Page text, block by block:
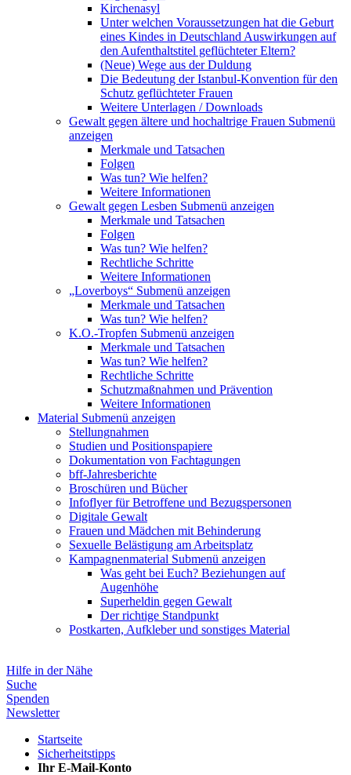
Kirchenasyl
Unter welchen Voraussetzungen hat die Geburt
eines Kindes in Deutschland Auswirkungen auf
den Aufenthaltstitel geflüchteter Eltern?
(Neue) Wege aus der Duldung
Die Bedeutung der Istanbul-Konvention für den
Schutz geflüchteter Frauen
Weitere Unterlagen / Downloads
Gewalt gegen ältere und hochaltrige Frauen Submenü
anzeigen
Merkmale und Tatsachen
Folgen
Was tun? Wie helfen?
Weitere Informationen
Gewalt gegen Lesben Submenü anzeigen
Merkmale und Tatsachen
Folgen
Was tun? Wie helfen?
Rechtliche Schritte
Weitere Informationen
„Loverboys“ Submenü anzeigen
Merkmale und Tatsachen
Was tun? Wie helfen?
K.O.-Tropfen Submenü anzeigen
Merkmale und Tatsachen
Was tun? Wie helfen?
Rechtliche Schritte
Schutzmaßnahmen und Prävention
Weitere Informationen
Material Submenü anzeigen
Stellungnahmen
Studien und Positionspapiere
Dokumentation von Fachtagungen
bff-Jahresberichte
Broschüren und Bücher
Infoflyer für Betroffene und Bezugspersonen
Digitale Gewalt
Frauen und Mädchen mit Behinderung
Sexuelle Belästigung am Arbeitsplatz
Kampagnenmaterial Submenü anzeigen
Was geht bei Euch? Beziehungen auf
Augenhöhe
Superheldin gegen Gewalt
Der richtige Standpunkt
Postkarten, Aufkleber und sonstiges Material
Hilfe in der Nähe
Suche
Spenden
Newsletter
Startseite
Sicherheitstipps
Ihr E-Mail-Konto